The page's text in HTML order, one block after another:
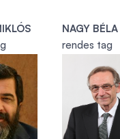
NAGY BÉLA
rendes tag